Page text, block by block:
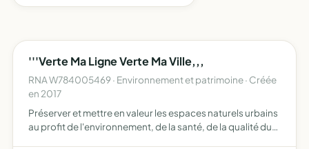
'''Verte Ma Ligne Verte Ma Ville,,,
RNA W784005469 · Environnement et patrimoine · Créée
en 2017
Préserver et mettre en valeur les espaces naturels urbains
au profit de l'environnement, de la santé, de la qualité du